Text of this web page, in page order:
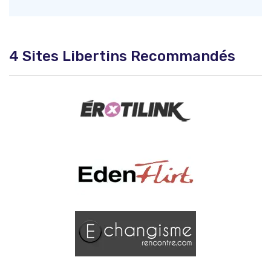
4 Sites Libertins Recommandés